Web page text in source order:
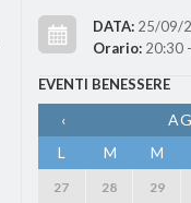
DATA: 25/09/
Orario: 20:30
EVENTI BENESSERE
‹
L
M M
27 28 29